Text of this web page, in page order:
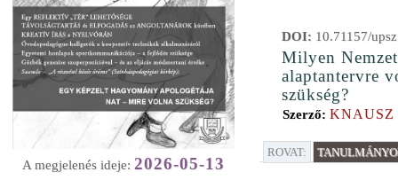
A megjelenés ideje: 2026-05-13
DOI: 10.71157/
Milyen
alaptantervre
szükség?
Szerző: KNAUSZ
ROVAT: